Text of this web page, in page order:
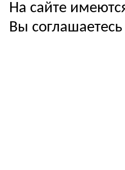
На сайте
Вы